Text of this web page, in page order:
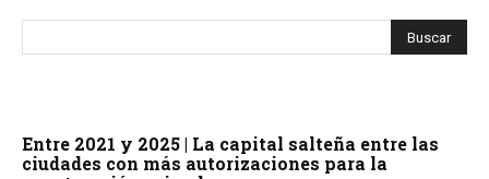
Entre 2021 y 2025 | La capital salteña entre las
ciudades con más autorizaciones para la